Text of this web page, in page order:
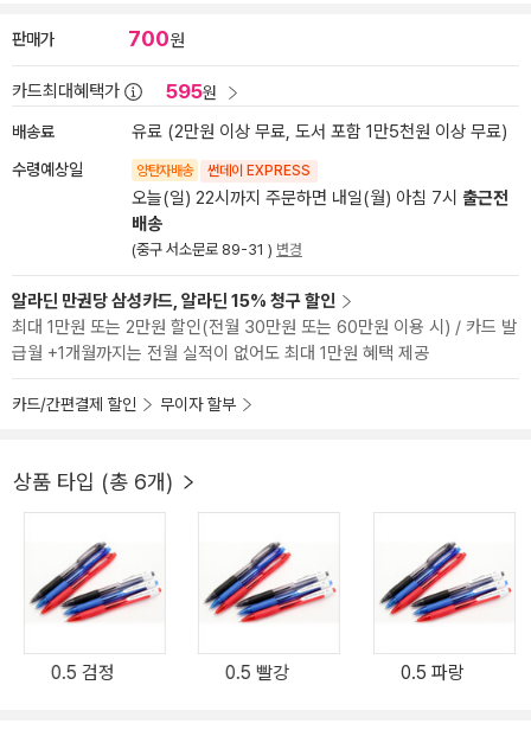
판매가 700원
카드최대혜택가 595원
배송료 유료 (2만원 이상 무료, 도서 포함 1만5천원 이상 무료)
수령예상일 양탄자배송 썬데이 EXPRESS
오늘(일) 22시까지 주문하면 내일(월) 아침 7시 출근전
배송
(중구 서소문로 89-31 ) 변경
알라딘 만권당 삼성카드, 알라딘 15% 청구 할인
최대 1만원 또는 2만원 할인(전월 30만원 또는 60만원 이용 시) / 카드 발
급월 +1개월까지는 전월 실적이 없어도 최대 1만원 혜택 제공
카드/간편결제 할인 무이자 할부
상품 타입 (총 6개)
0.5 검정 0.5 빨강 0.5 파랑